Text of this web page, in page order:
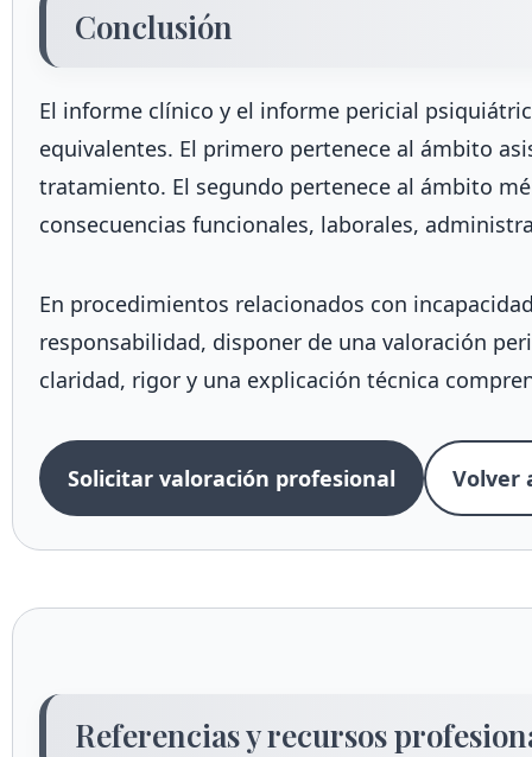
Conclusión
El informe clínico y el informe pericial
equivalentes. El primero pertenece al ámbito
tratamiento. El segundo pertenece al ámbito
consecuencias funcionales, laborales,
En procedimientos relacionados con
responsabilidad, disponer de una valoración
claridad, rigor y una explicación técnica
Solicitar valoración profesional Volver
Referencias y recursos